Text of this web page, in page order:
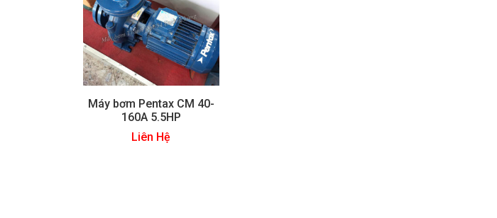
Máy bơm Pentax CM 40-
160A 5.5HP
Liên Hệ